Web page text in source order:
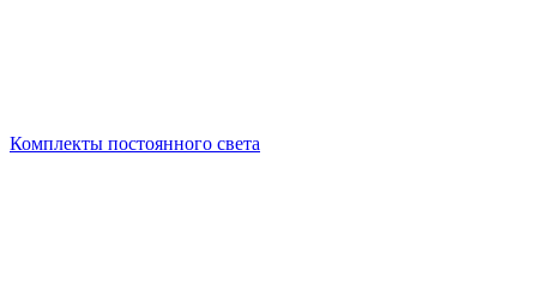
Комплекты постоянного света